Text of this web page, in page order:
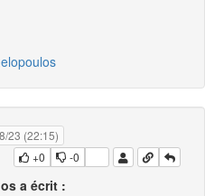
23 (22:15)
+0
-0
a écrit :